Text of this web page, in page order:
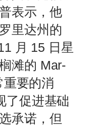
表示，他
里达州的
月 15 日星
滩的 Mar-
重要的消
了促进基础
承诺，但